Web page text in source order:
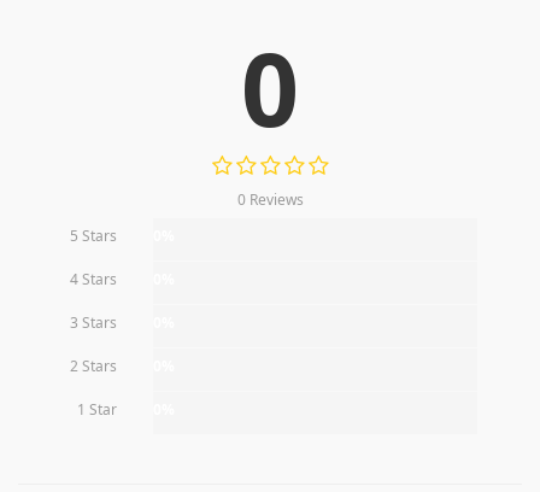
0
0 Reviews
5 Stars
4 Stars
3 Stars
2 Stars
1 Star